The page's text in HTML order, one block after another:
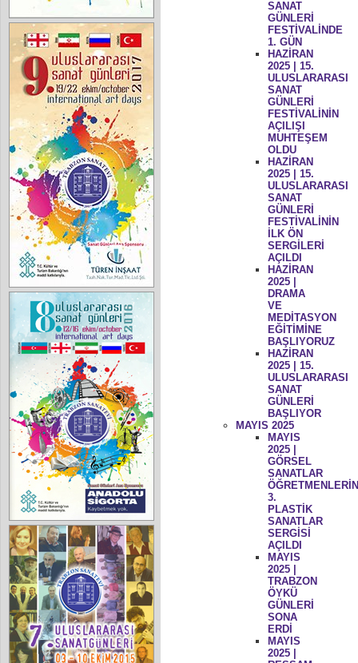
SANAT
GÜNLERİ
FESTİVALİNDE
1. GÜN
HAZİRAN
2025 | 15.
ULUSLARARASI
SANAT
GÜNLERİ
FESTİVALİNİN
AÇILIŞI
MUHTEŞEM
OLDU
HAZİRAN
2025 | 15.
ULUSLARARASI
SANAT
GÜNLERİ
FESTİVALİNİN
İLK ÖN
SERGİLERİ
AÇILDI
HAZİRAN
2025 |
DRAMA
VE
MEDİTASYON
EĞİTİMİNE
BAŞLIYORUZ
HAZİRAN
2025 | 15.
ULUSLARARASI
SANAT
GÜNLERİ
BAŞLIYOR
MAYIS 2025
MAYIS
2025 |
GÖRSEL
SANATLAR
3.
PLASTİK
SANATLAR
SERGİSİ
AÇILDI
MAYIS
2025 |
TRABZON
ÖYKÜ
GÜNLERİ
SONA
ERDİ
MAYIS
2025 |